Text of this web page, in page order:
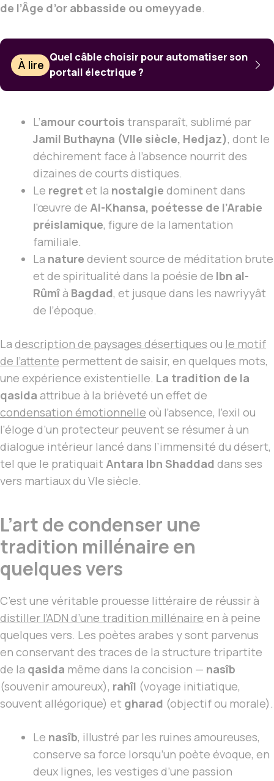
de l’Âge d’or abbasside ou omeyyade.
À lire
Quel câble choisir pour automatiser son
portail électrique ?
L’amour courtois transparaît, sublimé par
Jamil Buthayna (VIIe siècle, Hedjaz), dont le
déchirement face à l’absence nourrit des
dizaines de courts distiques.
Le regret et la nostalgie dominent dans
l’œuvre de Al-Khansa, poétesse de l’Arabie
préislamique, figure de la lamentation
familiale.
La nature devient source de méditation brute
et de spiritualité dans la poésie de Ibn al-
Rûmîà Bagdad, et jusque dans les nawriyyât
de l’époque.
La description de paysages désertiques ou le motif
de l’attente permettent de saisir, en quelques mots,
une expérience existentielle. La tradition de la
qasida attribue à la brièveté un effet de
condensation émotionnelle où l’absence, l’exil ou
l’éloge d’un protecteur peuvent se résumer à un
dialogue intérieur lancé dans l’immensité du désert,
tel que le pratiquait Antara Ibn Shaddad dans ses
vers martiaux du VIe siècle.
L’art de condenser une
tradition millénaire en
quelques vers
C’est une véritable prouesse littéraire de réussir à
distiller l’ADN d’une tradition millénaire en à peine
quelques vers. Les poètes arabes y sont parvenus
en conservant des traces de la structure tripartite
de la qasida même dans la concision — nasîb
(souvenir amoureux), rahîl (voyage initiatique,
souvent allégorique) et gharad (objectif ou morale).
Le nasîb, illustré par les ruines amoureuses,
conserve sa force lorsqu’un poète évoque, en
deux lignes, les vestiges d’une passion